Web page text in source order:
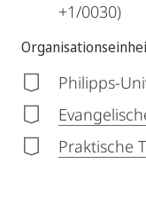
+1/0030)
Philipps-
Praktische